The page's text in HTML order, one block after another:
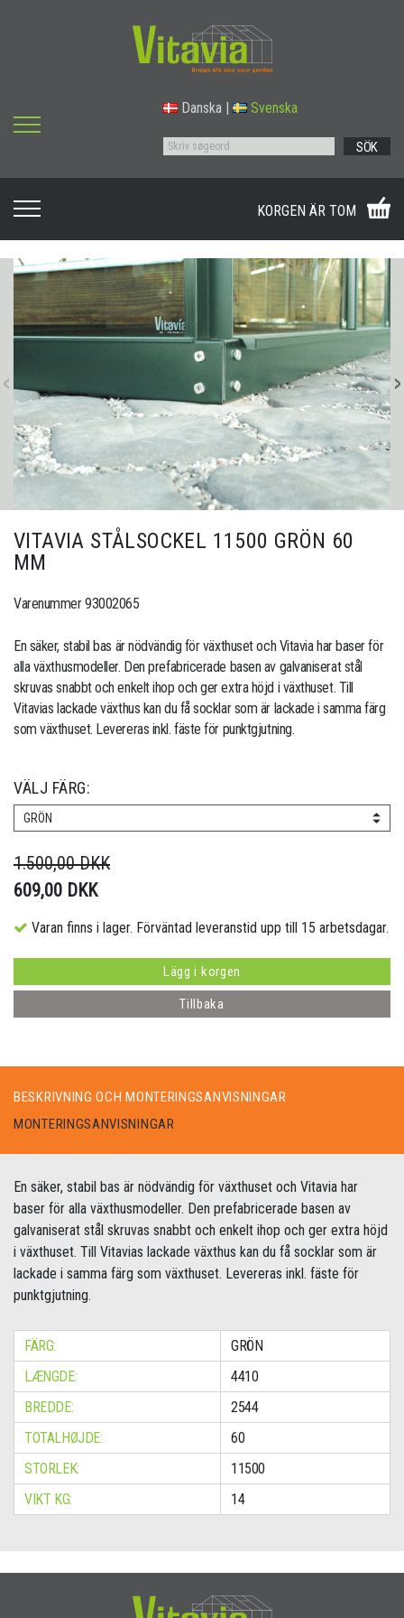
Danska Svenska
SÖK
KORGEN ÄR TOM
VITAVIA STÅLSOCKEL 11500 GRÖN 60
MM
Varenummer 93002065
En säker, stabil bas är nödvändig för växthuset och Vitavia har baser för
alla växthusmodeller. Den prefabricerade basen av galvaniserat stål
skruvas snabbt och enkelt ihop och ger extra höjd i växthuset. Till
Vitavias lackade växthus kan du få socklar som är lackade i samma färg
som växthuset. Levereras inkl. fäste för punktgjutning.
VÄLJ FÄRG:
GRÖN
1.500,00 DKK
609,00 DKK
Varan finns i lager. Förväntad leveranstid upp till 15 arbetsdagar.
Lägg i korgen
Tillbaka
BESKRIVNING OCH MONTERINGSANVISNINGAR
MONTERINGSANVISNINGAR
En säker, stabil bas är nödvändig för växthuset och Vitavia har
baser för alla växthusmodeller. Den prefabricerade basen av
galvaniserat stål skruvas snabbt och enkelt ihop och ger extra höjd
i växthuset. Till Vitavias lackade växthus kan du få socklar som är
lackade i samma färg som växthuset. Levereras inkl. fäste för
punktgjutning.
FÄRG:
GRÖN
LÆNGDE:
4410
BREDDE:
2544
TOTALHØJDE:
60
STORLEK:
11500
VIKT KG:
14